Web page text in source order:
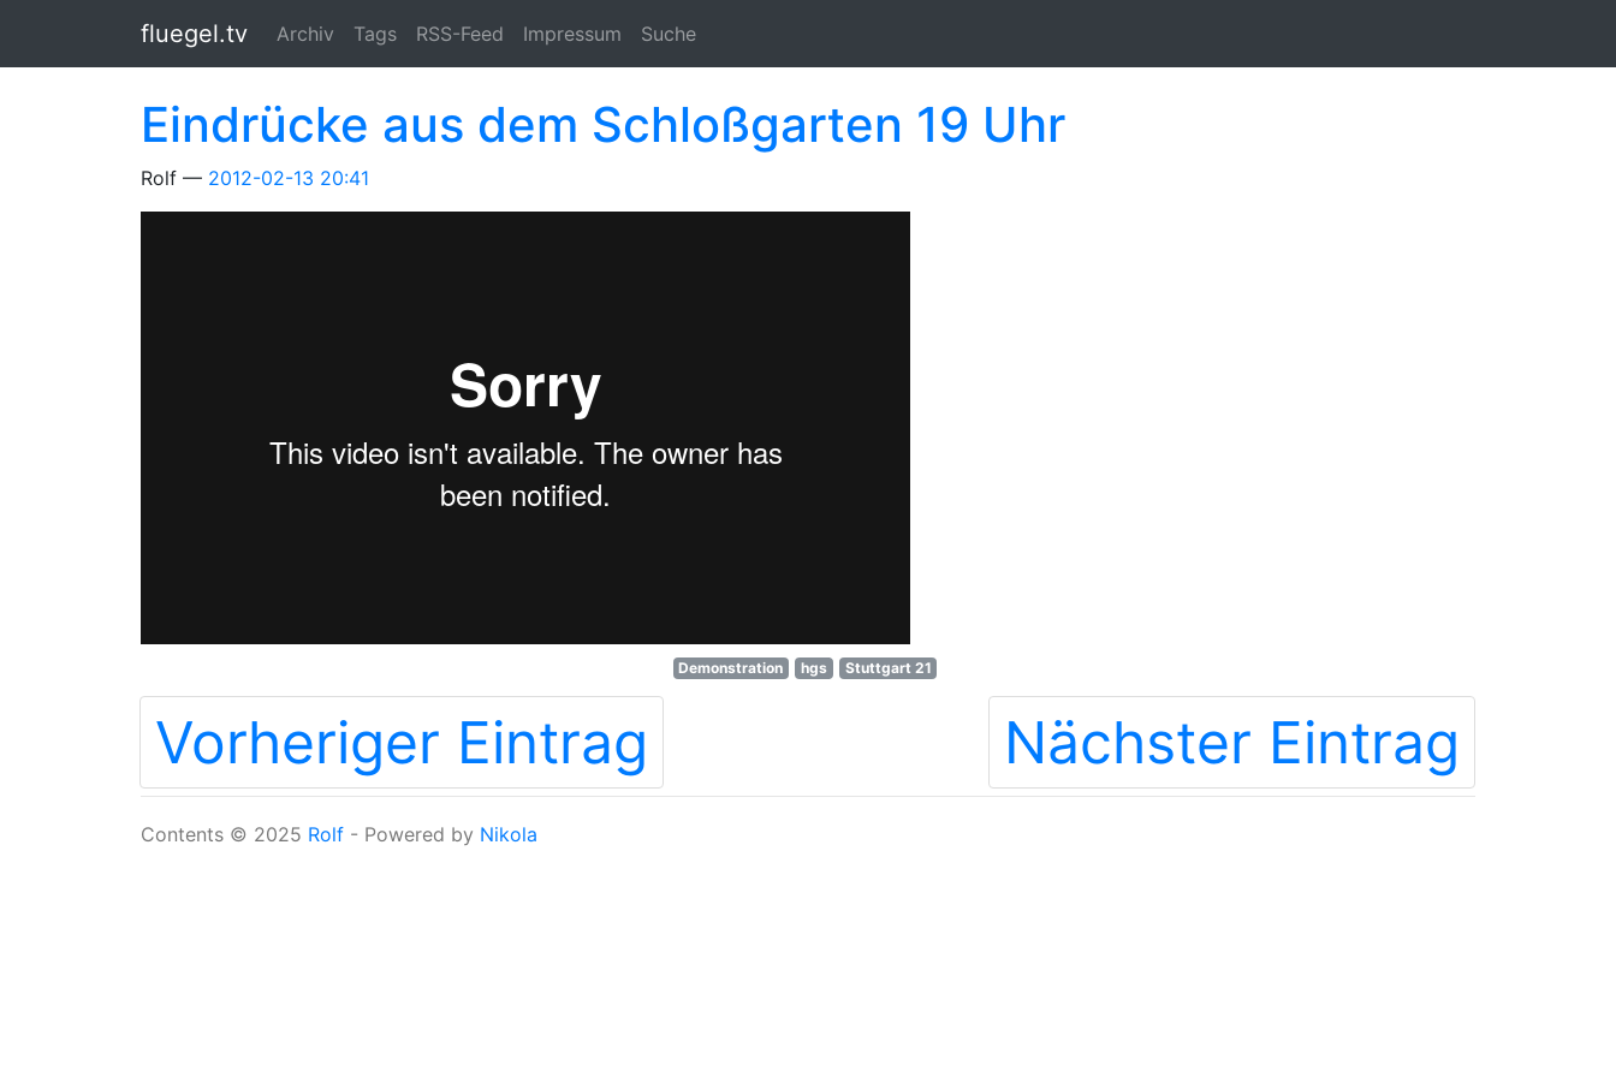
fluegel.tv Archiv Tags RSS-Feed Impressum Suche
Eindrücke aus dem Schloßgarten 19 Uhr
Rolf 2012-02-13 20:41
Demonstration hgs Stuttgart 21
Vorheriger Eintrag Nächster Eintrag
Contents © 2025 Rolf - Powered by Nikola